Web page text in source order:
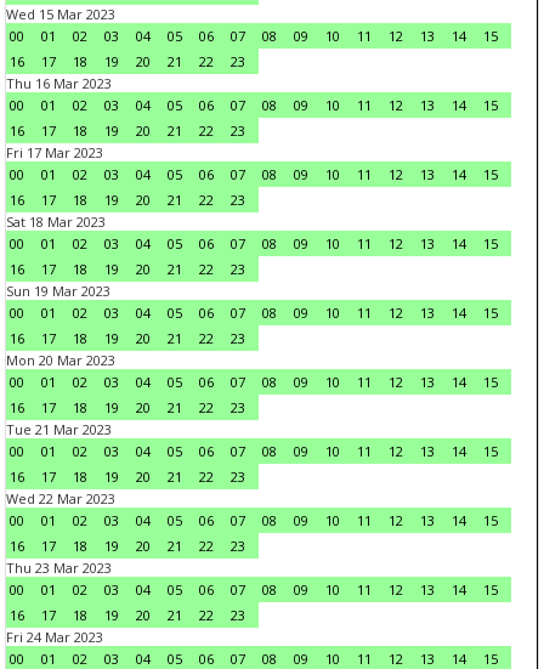
Wed 15 Mar 2023
00
01 02 03 04 05 06 07 08 09 10 11 12 13 14
15
16
17 18 19 20 21 22
23
Thu 16 Mar 2023
00
01 02 03 04 05 06 07 08 09 10 11 12 13 14
15
16
17 18 19 20 21 22
23
Fri 17 Mar 2023
00
01 02 03 04 05 06 07 08 09 10 11 12 13 14
15
16
17 18 19 20 21 22
23
Sat 18 Mar 2023
00
01 02 03 04 05 06 07 08 09 10 11 12 13 14
15
16
17 18 19 20 21 22
23
Sun 19 Mar 2023
00
01 02 03 04 05 06 07 08 09 10 11 12 13 14
15
16
17 18 19 20 21 22
23
Mon 20 Mar 2023
00
01 02 03 04 05 06 07 08 09 10 11 12 13 14
15
16
17 18 19 20 21 22
23
Tue 21 Mar 2023
00
01 02 03 04 05 06 07 08 09 10 11 12 13 14
15
16
17 18 19 20 21 22
23
Wed 22 Mar 2023
00
01 02 03 04 05 06 07 08 09 10 11 12 13 14
15
16
17 18 19 20 21 22
23
Thu 23 Mar 2023
00
01 02 03 04 05 06 07 08 09 10 11 12 13 14
15
16
17 18 19 20 21 22
23
Fri 24 Mar 2023
00
01 02 03 04 05 06 07 08 09 10 11 12 13 14
15